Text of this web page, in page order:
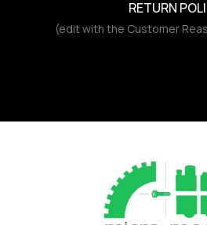
RETURN
(edit with the Customer